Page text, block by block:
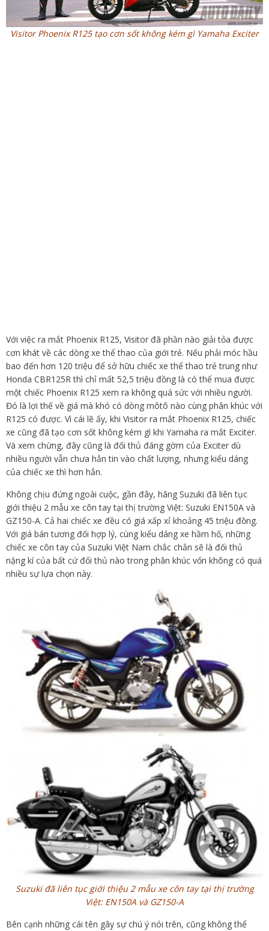
Visitor Phoenix R125 tạo cơn sốt không kém gì Yamaha Exciter
Với việc ra mắt Phoenix R125, Visitor đã phần nào giải tỏa được
cơn khát về các dòng xe thể thao của giới trẻ. Nếu phải móc hầu
bao đến hơn 120 triệu để sở hữu chiếc xe thể thao trẻ trung như
Honda CBR125R thì chỉ mất 52,5 triệu đồng là có thể mua được
một chiếc Phoenix R125 xem ra không quá sức với nhiều người.
Đó là lợi thế về giá mà khó có dòng môtô nào cùng phân khúc với
R125 có được. Vì cái lẽ ấy, khi Visitor ra mắt Phoenix R125, chiếc
xe cũng đã tạo cơn sốt không kém gì khi Yamaha ra mắt Exciter.
Và xem chừng, đây cũng là đối thủ đáng gờm của Exciter dù
nhiều người vẫn chưa hẳn tin vào chất lượng, nhưng kiểu dáng
của chiếc xe thì hơn hẳn.
Không chịu đứng ngoài cuộc, gần đây, hãng Suzuki đã liên tục
giới thiệu 2 mẫu xe côn tay tại thị trường Việt: Suzuki EN150A và
GZ150-A. Cả hai chiếc xe đều có giá xấp xỉ khoảng 45 triệu đồng.
Với giá bán tương đối hợp lý, cùng kiểu dáng xe hầm hố, những
chiếc xe côn tay của Suzuki Việt Nam chắc chắn sẽ là đối thủ
nặng kí của bất cứ đối thủ nào trong phân khúc vốn không có quá
nhiều sự lựa chọn này.
Suzuki đã liên tục giới thiệu 2 mẫu xe côn tay tại thị trường
Việt: EN150A và GZ150-A
Bên cạnh những cái tên gây sự chú ý nói trên, cũng không thể